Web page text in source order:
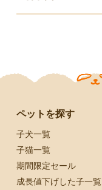
ペットを探す
子犬一覧
子猫一覧
期間限定セール
成長値下げした子一覧